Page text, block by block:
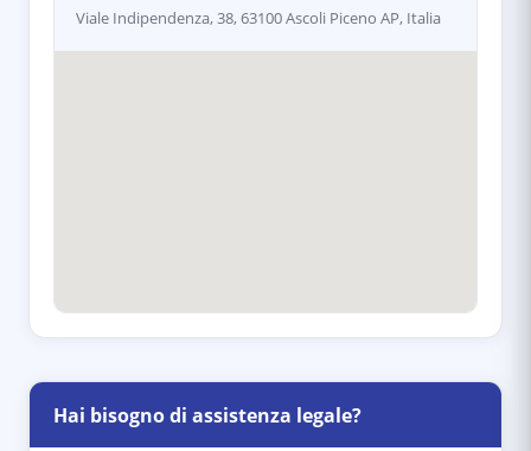
Viale Indipendenza, 38, 63100 Ascoli Piceno AP, Italia
Hai bisogno di assistenza legale?